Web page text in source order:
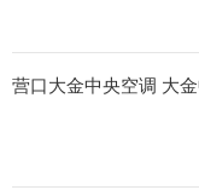
营口大金中央空调 大